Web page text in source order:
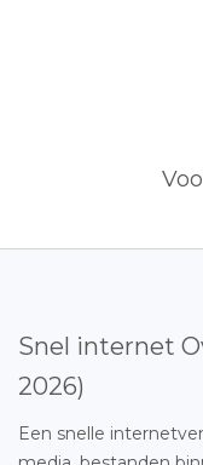
Snel internet
2026)
Een snelle